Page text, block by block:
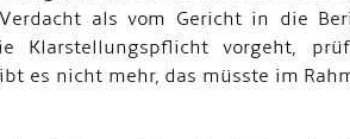
als vom Gericht in die
Klarstellungspflicht vorgeht,
es nicht mehr, das müsste im